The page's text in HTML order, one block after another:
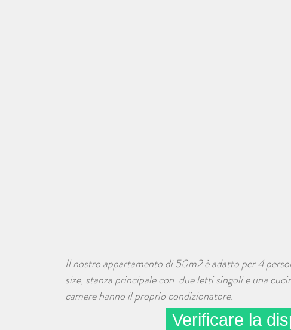
Il nostro appartamento di 50m2 è adatto per 4
size, stanza principale con due letti singoli e una
camere hanno il proprio condizionatore.
Verificare la